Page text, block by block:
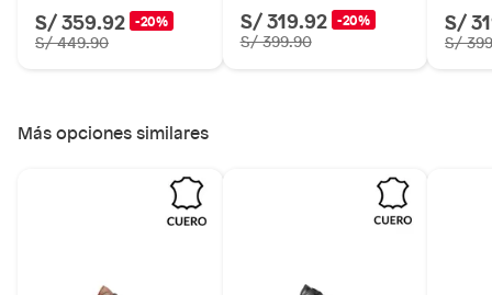
S/ 359.92 -20%
S/ 449.90
S/ 319.92 -20%
S/ 399.90
S/
S/
Más opciones similares